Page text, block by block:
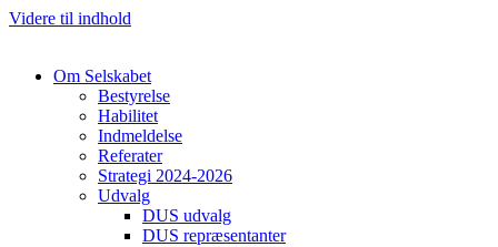
Videre til indhold
Om Selskabet
Bestyrelse
Habilitet
Indmeldelse
Referater
Strategi 2024-2026
Udvalg
DUS udvalg
DUS repræsentanter